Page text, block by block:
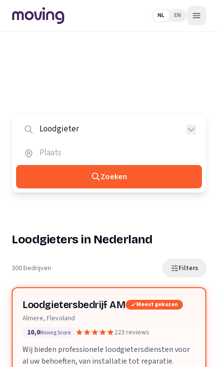
NL EN
Zoeken
Loodgieters in Nederland
300 bedrijven Filters
Loodgietersbedrijf AM Meest gekozen
Almere, Flevoland
10,0Moving Score 223 reviews
Wij bieden professionele loodgietersdiensten voor
al uw behoeften, van installatie tot reparatie.